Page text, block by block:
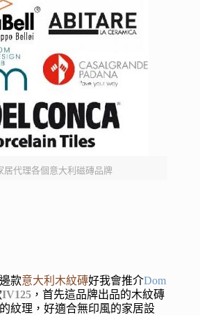
居代理各個意大利磁磚品牌
款意大利木紋磚好我會推介Dom
IV125，首先這品牌出品的木紋磚
的紋理，好適合無印風的家居設